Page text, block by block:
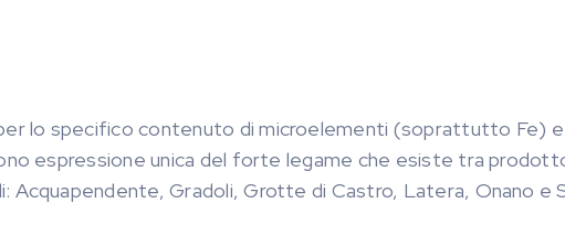
lo specifico contenuto di microelementi (soprattutto Fe) e
espressione unica del forte legame che esiste tra
Acquapendente, Gradoli, Grotte di Castro, Latera, Onano e